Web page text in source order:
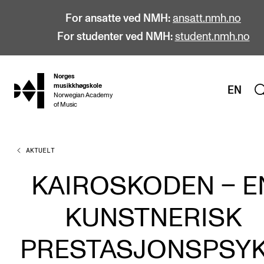
For ansatte ved NMH: ansatt.nmh.no
For studenter ved NMH: student.nmh.no
hjem
Norges
musikkhøgskole
Norwegian Academy
of Music
EN
STUDIER
Alle studier
Bachelor
Doktorgrad
Årsstudium og videreutdanning
AKTUELT
KAIROSKODEN –
KUNSTNERISK